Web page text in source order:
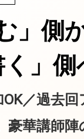
」側
く」
／過去
豪華講師